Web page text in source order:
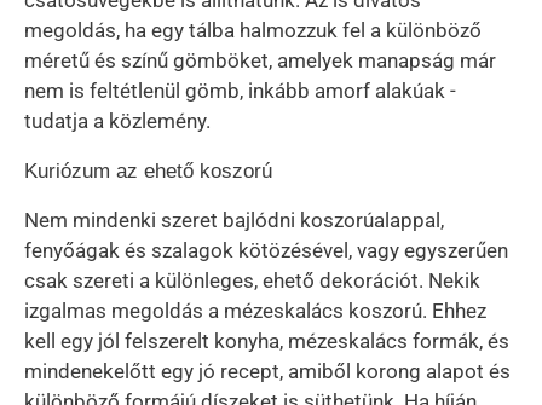
megoldás, ha egy tálba halmozzuk fel a különböző
méretű és színű gömböket, amelyek manapság már
nem is feltétlenül gömb, inkább amorf alakúak -
tudatja a közlemény.
Kuriózum az ehető koszorú
Nem mindenki szeret bajlódni koszorúalappal,
fenyőágak és szalagok kötözésével, vagy egyszerűen
csak szereti a különleges, ehető dekorációt. Nekik
izgalmas megoldás a mézeskalács koszorú. Ehhez
kell egy jól felszerelt konyha, mézeskalács formák, és
mindenekelőtt egy jó recept, amiből korong alapot és